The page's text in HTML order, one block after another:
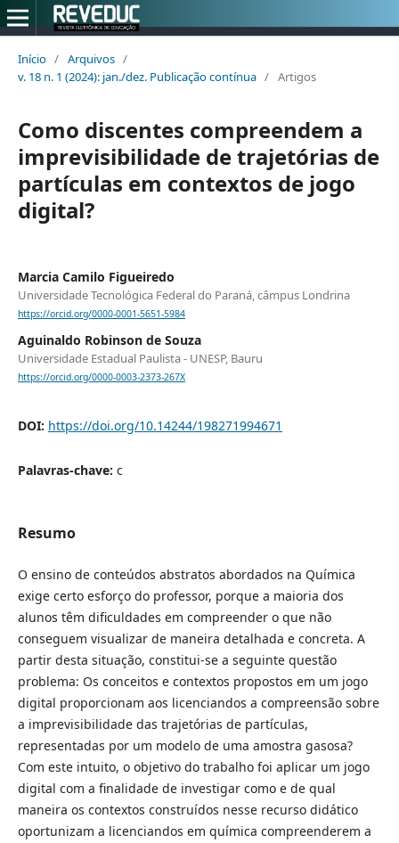
Início / Arquivos /
v. 18 n. 1 (2024): jan./dez. Publicação contínua / Artigos
Como discentes compreendem a
imprevisibilidade de trajetórias de
partículas em contextos de jogo
digital?
Marcia Camilo Figueiredo
Universidade Tecnológica Federal do Paraná, câmpus Londrina
https://orcid.org/0000-0001-5651-5984
Aguinaldo Robinson de Souza
Universidade Estadual Paulista - UNESP, Bauru
https://orcid.org/0000-0003-2373-267X
DOI: https://doi.org/10.14244/198271994671
Palavras-chave: c
Resumo
O ensino de conteúdos abstratos abordados na Química
exige certo esforço do professor, porque a maioria dos
alunos têm dificuldades em compreender o que não
conseguem visualizar de maneira detalhada e concreta. A
partir desta situação, constitui-se a seguinte questão
problema: Os conceitos e contextos propostos em um jogo
digital proporcionam aos licenciandos a compreensão sobre
a imprevisibilidade das trajetórias de partículas,
representadas por um modelo de uma amostra gasosa?
Com este intuito, o objetivo do trabalho foi aplicar um jogo
digital com a finalidade de investigar como e de qual
maneira os contextos construídos nesse recurso didático
oportunizam a licenciandos em química compreenderem a